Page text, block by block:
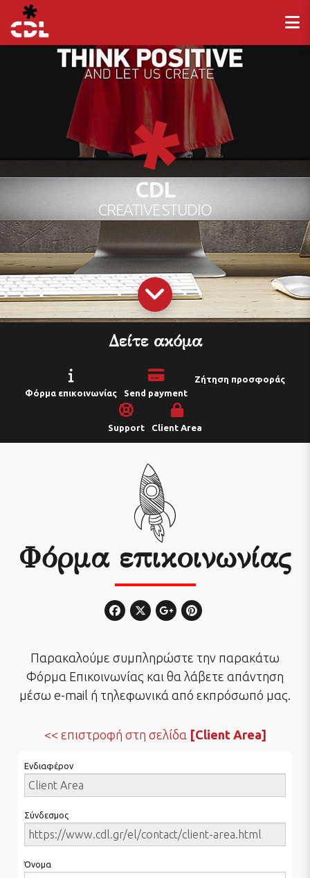
CDL
CREATIVE STUDIO
Δείτε ακόμα
Φόρμα επικοινωνίας Send payment
Ζήτηση προσφοράς
Support Client Area
Φόρμα επικοινωνίας
Παρακαλούμε συμπληρώστε την παρακάτω
Φόρμα Επικοινωνίας και θα λάβετε απάντηση
μέσω e-mail ή τηλεφωνικά από εκπρόσωπό μας.
επιστροφή στη σελίδα [Client Area]
Ενδιαφέρον
Σύνδεσμος
Όνομα